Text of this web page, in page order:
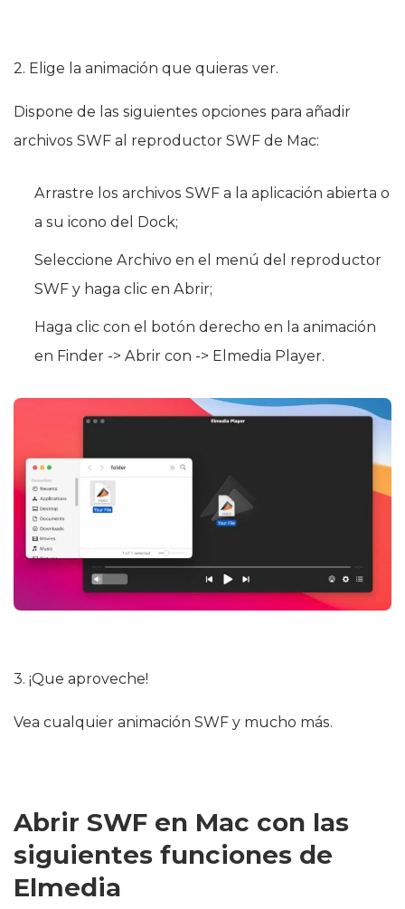
2. Elige la animación que quieras ver.
Dispone de las siguientes opciones para añadir
archivos SWF al reproductor SWF de Mac:
Arrastre los archivos SWF a la aplicación abierta o
a su icono del Dock;
Seleccione Archivo en el menú del reproductor
SWF y haga clic en Abrir;
Haga clic con el botón derecho en la animación
en Finder -> Abrir con -> Elmedia Player.
3. ¡Que aproveche!
Vea cualquier animación SWF y mucho más.
Abrir SWF en Mac con las
siguientes funciones de
Elmedia